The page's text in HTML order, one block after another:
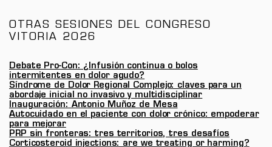
del
dolor
cantidad
OTRAS SESIONES DEL CONGRESO
VITORIA 2026
Debate Pro-Con: ¿Infusión continua o bolos
intermitentes en dolor agudo?
Síndrome de Dolor Regional Complejo: claves para un
abordaje inicial no invasivo y multidisciplinar
Inauguración: Antonio Muñoz de Mesa
Autocuidado en el paciente con dolor crónico: empoderar
para mejorar
PRP sin fronteras: tres territorios, tres desafíos
Corticosteroid injections: are we treating or harming?